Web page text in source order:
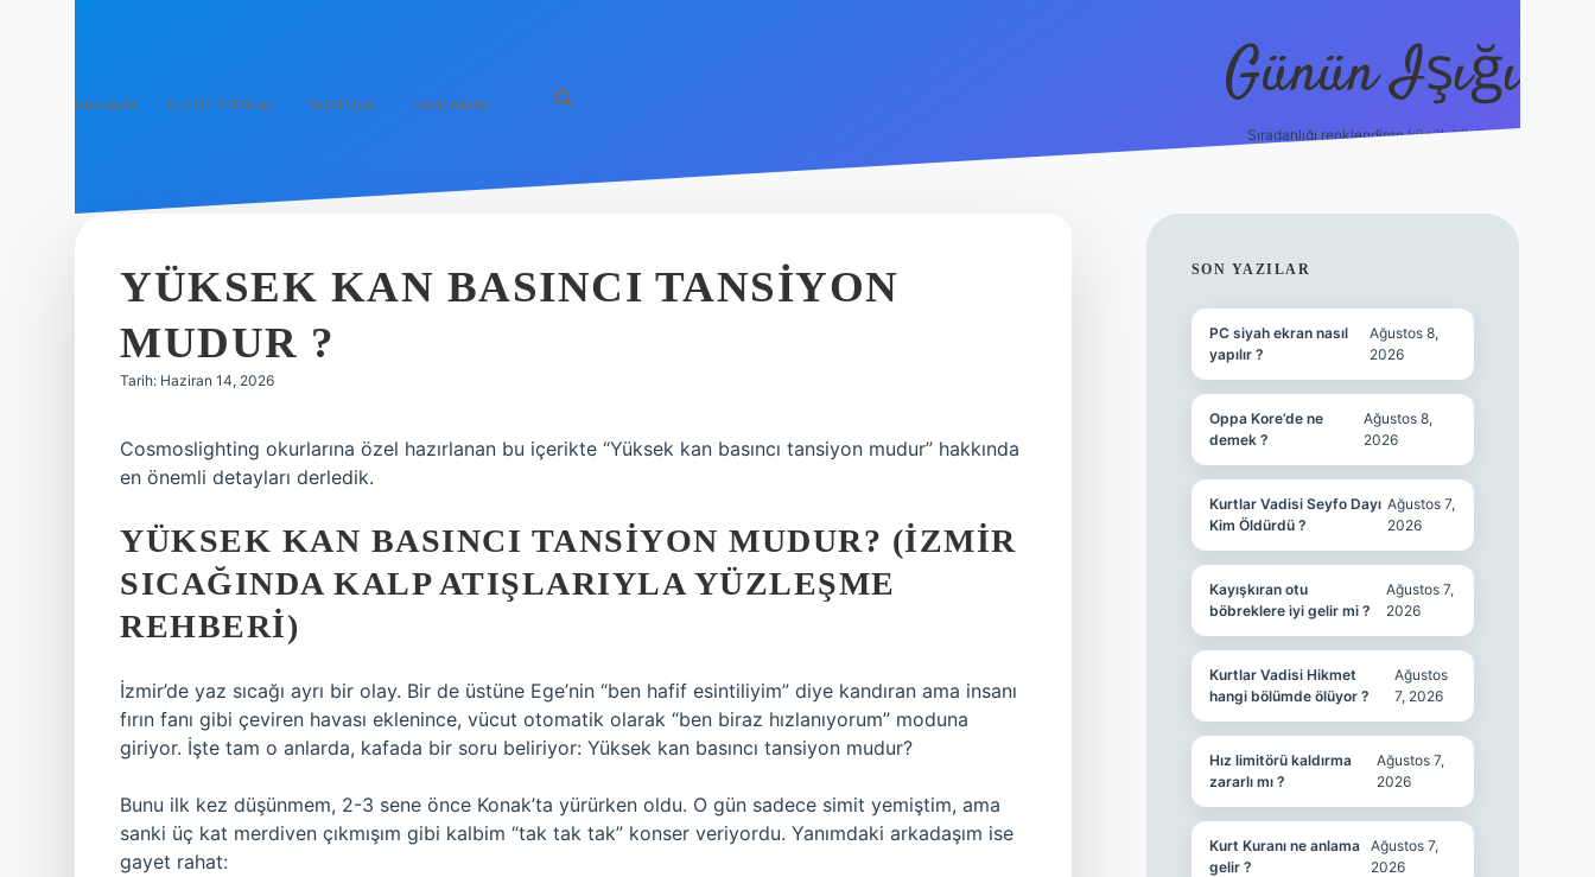
Anasayfa Gizlilik Politikası Yasal Uyarı Hakkımızda Günün Işığı
Sıradanlığı renklendiren küçük bilgiler.
YÜKSEK KAN BASINCI TANSIYON
MUDUR ?
Tarih: Haziran 14, 2026
Cosmoslighting okurlarına özel hazırlanan bu içerikte “Yüksek kan basıncı tansiyon mudur” hakkında
en önemli detayları derledik.
YÜKSEK KAN BASINCI TANSIYON MUDUR? (İZMIR
SICAĞINDA KALP ATIŞLARIYLA YÜZLEŞME
REHBERI)
İzmir’de yaz sıcağı ayrı bir olay. Bir de üstüne Ege’nin “ben hafif esintiliyim” diye kandıran ama insanı
fırın fanı gibi çeviren havası eklenince, vücut otomatik olarak “ben biraz hızlanıyorum” moduna
giriyor. İşte tam o anlarda, kafada bir soru beliriyor: Yüksek kan basıncı tansiyon mudur?
Bunu ilk kez düşünmem, 2-3 sene önce Konak’ta yürürken oldu. O gün sadece simit yemiştim, ama
sanki üç kat merdiven çıkmışım gibi kalbim “tak tak tak” konser veriyordu. Yanımdaki arkadaşım ise
gayet rahat:
SIDEBAR
SON YAZILAR
PC siyah ekran nasıl
yapılır ?
Ağustos 8,
2026
Oppa Kore’de ne
demek ?
Ağustos 8,
2026
Kurtlar Vadisi Seyfo Dayı
Kim Öldürdü ?
Ağustos 7,
2026
Kayışkıran otu
böbreklere iyi gelir mi ?
Ağustos 7,
2026
Kurtlar Vadisi Hikmet
hangi bölümde ölüyor ?
Ağustos
7, 2026
Hız limitörü kaldırma
zararlı mı ?
Ağustos 7,
2026
Kurt Kuranı ne anlama
gelir ?
Ağustos 7,
2026
grand opera bet giriş